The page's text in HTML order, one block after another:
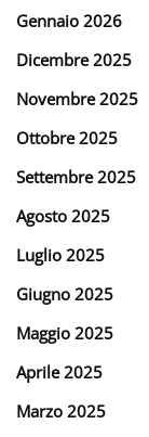
Gennaio 2026
Dicembre 2025
Novembre 2025
Ottobre 2025
Settembre 2025
Agosto 2025
Luglio 2025
Giugno 2025
Maggio 2025
Aprile 2025
Marzo 2025